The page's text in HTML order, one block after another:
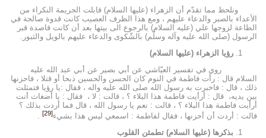
ونلحظ مما تقدّم أن الزهراء (عليها السلام) قابلت الجريمة النكراء من
الأعداء بالصبر والدعاء عليهم ، ومع هذا الظرف العصيب كانت قدوة صالحة في
الطاعة لزوجها علي (عليه السلام) بالرجوع الى بيتها بعد أن كانت قاصدة قبر
الرسول (صلى الله عليه وآله وسلّم) بالشّكوى والدعاء عليهم بالويل والثبور.
رؤيا الزهراء (عليها السلام)
روي في تفسير العيّاشي عن أبي بصير عن أبي عبد الله عليه
السلام قال : رأت فاطمة في النوم كان الحسن والحسين ذبحا أو قتلا ، فاحزنها
ذلك ، قال : فاخبرت به رسول الله صلى الله عليه واله ، فقال :يا رؤيا فتمثلت
بين يديه، قال : أرأيت فاطمة هذا البلاء ؟ ، قالت : لا ، فقال : يا أضغاث أنت
أرأيت فاطمة هذا البلاء ؟ ، قالت : نعم يا رسول الله ، قال فما أردت بذلك ؟
قالت : أردت أن أحزنها ، فقال لفاطمة : اسمعي ليس هذا بشيء[29]
.
بذكرها (عليها السلام) تطمئن القلوب